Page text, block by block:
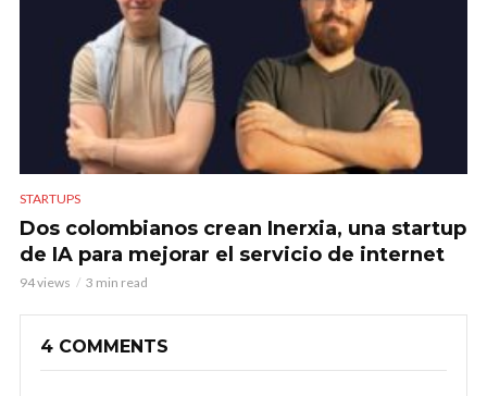
STARTUPS
Dos colombianos crean Inerxia, una startup
de IA para mejorar el servicio de internet
94 views 3 min read
4 COMMENTS